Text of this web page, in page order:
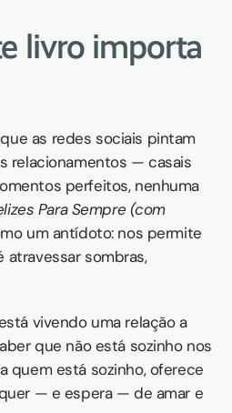
livro importa
as redes sociais pintam
relacionamentos — casais
perfeitos, nenhuma
Para Sempre (com
um antídoto: nos permite
atravessar sombras,
vivendo uma relação a
que não está sozinho nos
quem está sozinho, oferece
— e espera — de amar e